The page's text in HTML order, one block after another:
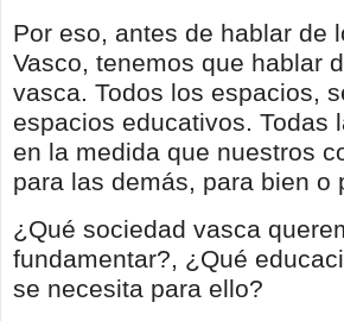
Por eso, antes de hablar de
Vasco, tenemos que hablar
vasca. Todos los espacios,
espacios educativos. Todas
en la medida que nuestros
para las demás, para bien o
¿Qué sociedad vasca
fundamentar?, ¿Qué
se necesita para ello?